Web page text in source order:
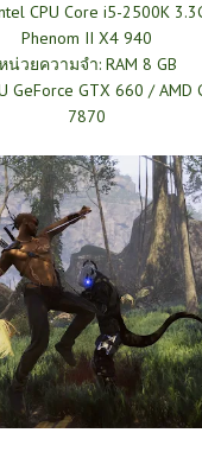
CPU Core i5-2500K
Phenom II X4 940
น่วยความจำ: RAM 8 GB
GeForce GTX 660 / AMD
7870